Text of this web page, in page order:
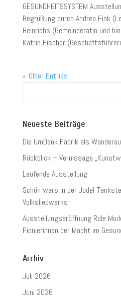
GESUNDHEITSSYSTEM
Begrüßung durch Andrea Fink
Heinrichs (Gemeinderätin und
Katrin Fischer
« Older Entries
Neueste Beiträge
Die UmDenk Fabrik als
Rückblick – Vernissage
Laufende Ausstellung
Schön wars in der Jodel-
Volksliedwerks
Ausstellungseröffnung Role
Pionierinnen der Macht im
Archiv
Juli 2026
Juni 2026